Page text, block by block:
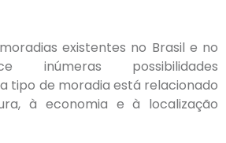
existentes no Brasil e no
inúmeras possibilidades
tipo de moradia está relacionado
à economia e à localização